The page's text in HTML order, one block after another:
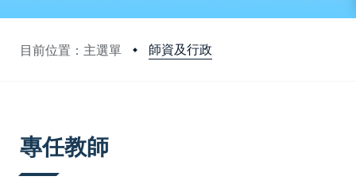
目前位置：主選單 師資及行政
專任教師